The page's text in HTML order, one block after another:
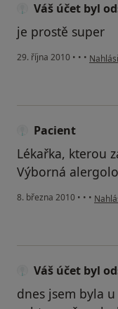
Váš účet byl
je prostě super
29. října 2010 • • • podle
Pacient
Lékařka, kterou
Výborná
8. března 2010 • • • podle
Váš účet byl
dnes jsem byla